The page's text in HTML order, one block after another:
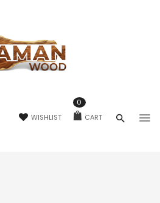
WISHLIST CART
0